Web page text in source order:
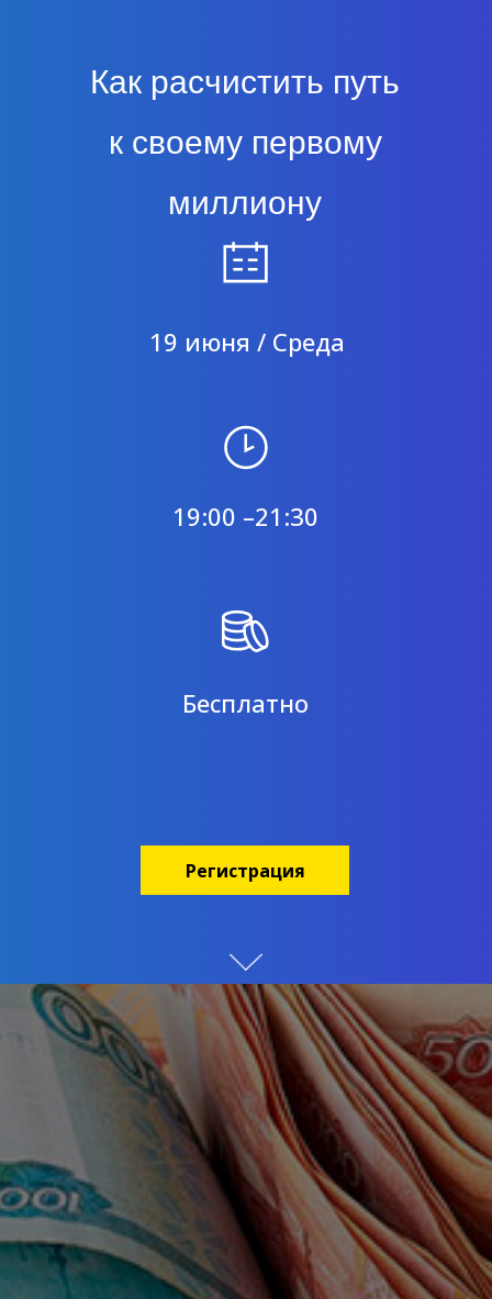
Как расчистить путь
к своему первому
миллиону
Регистрация
19 июня / Среда
19:00 –21:30
Бесплатно